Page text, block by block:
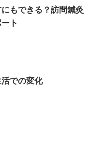
もできる？訪問鍼灸
ト
での変化